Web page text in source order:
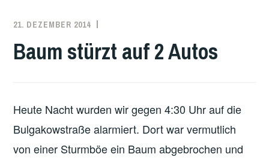
21. DEZEMBER 2014
Baum stürzt auf 2 Autos
Heute Nacht wurden wir gegen 4:30 Uhr auf die
Bulgakowstraße alarmiert. Dort war vermutlich
von einer Sturmböe ein Baum abgebrochen und